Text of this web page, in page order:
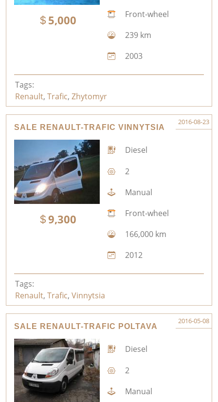
5,000
Front-wheel
239 km
2003
Tags:
Renault, Trafic, Zhytomyr
SALE RENAULT-TRAFIC VINNYTSIA
2016-08-23
9,300
Diesel
2
Manual
Front-wheel
166,000 km
2012
Tags:
Renault, Trafic, Vinnytsia
SALE RENAULT-TRAFIC POLTAVA
2016-05-08
Diesel
2
Manual